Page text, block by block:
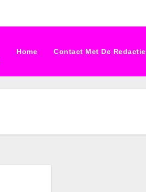
Home Contact Met De Redactie